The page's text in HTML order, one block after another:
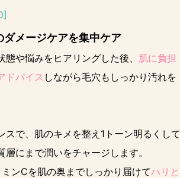
メージケアを集中ケア
や悩みをヒアリングした後、 肌に負担
ドバイス しながら毛穴もしっかり汚れを
スで、肌のキメを整え1トーン明るくして
にまで潤いをチャージします。
ンCを肌の奥までしっかり届けてハリと